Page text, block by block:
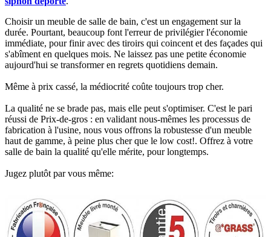
Choisir un meuble de salle de bain, c'est un engagement sur la
durée. Pourtant, beaucoup font l'erreur de privilégier l'économie
immédiate, pour finir avec des tiroirs qui coincent et des façades qui
s'abîment en quelques mois. Ne laissez pas une petite économie
aujourd'hui se transformer en regrets quotidiens demain.
Même à prix cassé, la médiocrité coûte toujours trop cher.
La qualité ne se brade pas, mais elle peut s'optimiser. C'est le pari
réussi de Prix-de-gros : en validant nous-mêmes les processus de
fabrication à l'usine, nous vous offrons la robustesse d'un meuble
haut de gamme, à peine plus cher que le low cost!. Offrez à votre
salle de bain la qualité qu'elle mérite, pour longtemps.
Jugez plutôt par vous même: